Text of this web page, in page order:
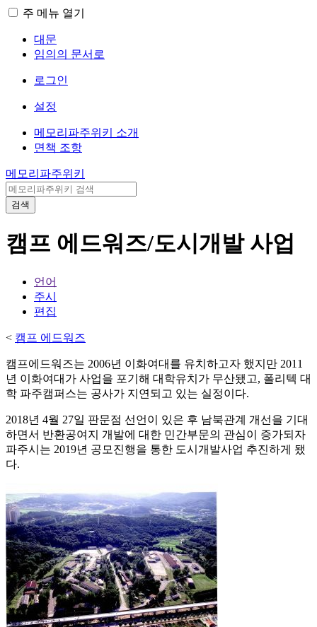
주 메뉴 열기
대문
임의의 문서로
로그인
설정
메모리파주위키 소개
면책 조항
메모리파주위키
검색
캠프 에드워즈/도시개발 사업
언어
주시
편집
< 캠프 에드워즈
캠프에드워즈는 2006년 이화여대를 유치하고자 했지만 2011
년 이화여대가 사업을 포기해 대학유치가 무산됐고, 폴리텍 대
학 파주캠퍼스는 공사가 지연되고 있는 실정이다.
2018년 4월 27일 판문점 선언이 있은 후 남북관계 개선을 기대
하면서 반환공여지 개발에 대한 민간부문의 관심이 증가되자
파주시는 2019년 공모진행을 통한 도시개발사업 추진하게 됐
다.